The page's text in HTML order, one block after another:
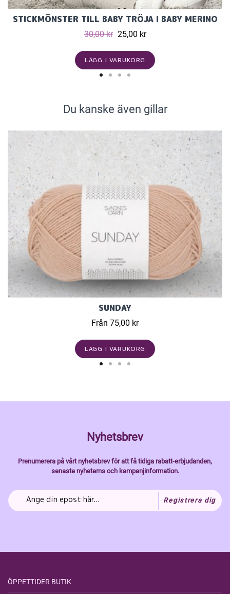
STICKMÖNSTER TILL BABY TRÖJA I BABY MERINO
30,00 kr 25,00 kr
LÄGG I VARUKORG
Du kanske även gillar
SUNDAY
Från 75,00 kr
LÄGG I VARUKORG
Nyhetsbrev
Prenumerera på vårt nyhetsbrev för att få tidiga rabatt-erbjudanden,
senaste nyheterns och kampanjinformation.
Registrera dig
ÖPPETTIDER BUTIK